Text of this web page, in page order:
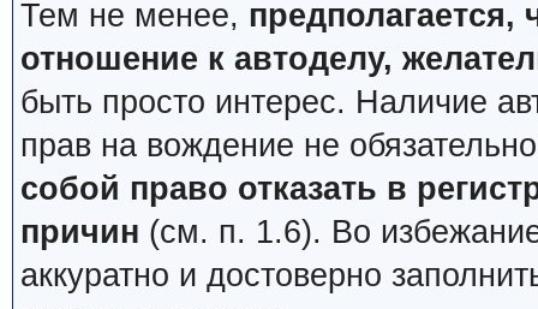
Тем не менее, предполагается,
отношение к автоделу,
быть просто интерес. Наличие
прав на вождение не
собой право отказать в
причин (см. п. 1.6). Во
аккуратно и достоверно